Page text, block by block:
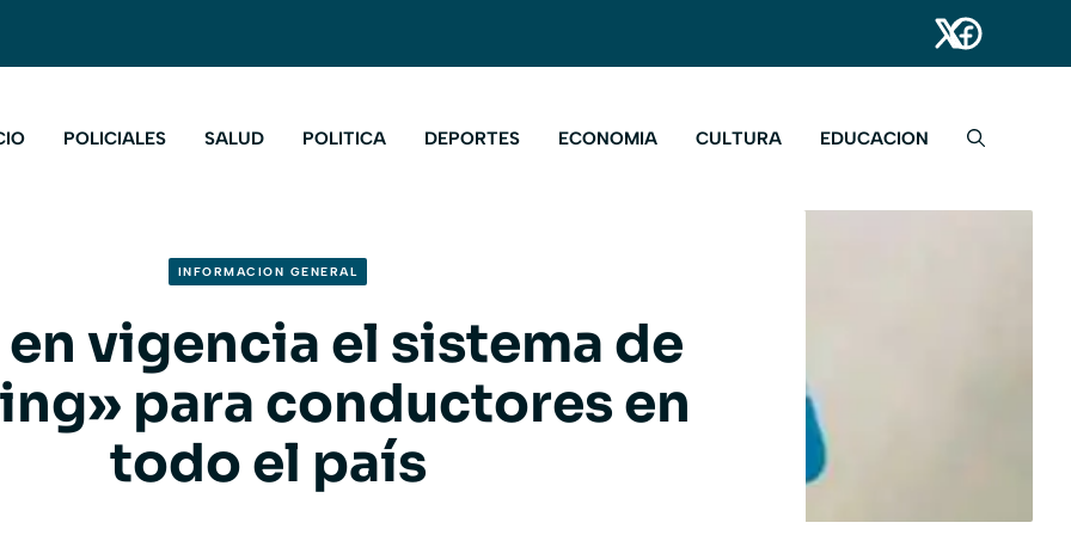
POLICIALES SALUD POLITICA DEPORTES ECONOMIA CULTURA EDUCACION
INFORMACION GENERAL
vigencia el sistema de
para conductores en
todo el país